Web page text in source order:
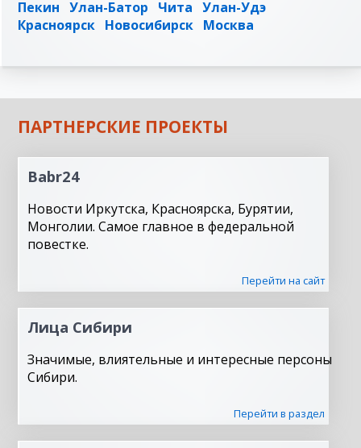
Пекин Улан-Батор Чита Улан-Удэ
Красноярск Новосибирск Москва
ПАРТНЕРСКИЕ ПРОЕКТЫ
Babr24
Новости Иркутска, Красноярска, Бурятии,
Монголии. Самое главное в федеральной
повестке.
Перейти на сайт
Лица Сибири
Значимые, влиятельные и интересные персоны
Сибири.
Перейти в раздел